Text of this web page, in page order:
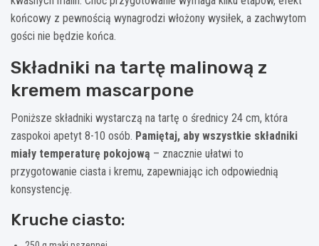
końcowy z pewnością wynagrodzi włożony wysiłek, a zachwytom
gości nie będzie końca.
Składniki na tartę malinową z
kremem mascarpone
Poniższe składniki wystarczą na tartę o średnicy 24 cm, która
zaspokoi apetyt 8-10 osób. Pamiętaj, aby wszystkie składniki
miały temperaturę pokojową – znacznie ułatwi to
przygotowanie ciasta i kremu, zapewniając ich odpowiednią
konsystencję.
Kruche ciasto: